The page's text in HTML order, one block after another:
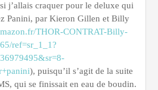
j’allais craquer pour le deluxe qui
Panini, par Kieron Gillen et Billy
THOR-CONTRAT-Billy-
ref=sr_1_1?
), puisqu’il s’agit de la suite
qui se finissait en eau de boudin.